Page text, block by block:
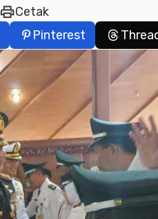
printCetak
Pinterest